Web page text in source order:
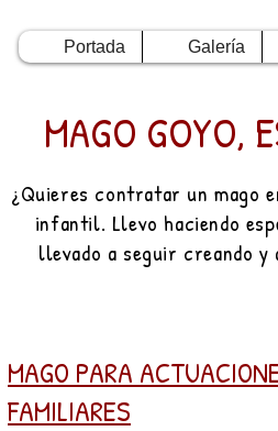
Portada Galería
MAGO GOYO,
¿Quieres contratar un mago
infantil. Llevo haciendo
llevado a seguir creando
MAGO PARA
FAMILIARES